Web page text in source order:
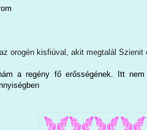
orogén kisfiúval, akit megtalál Szienit
a regény fő erősségének. Itt